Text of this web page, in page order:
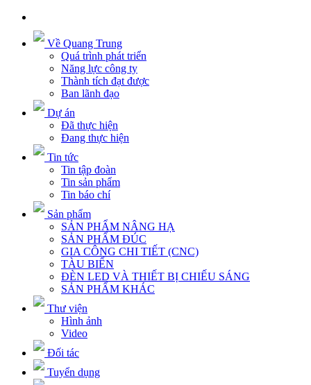
Về Quang Trung
Quá trình phát triển
Năng lực công ty
Thành tích đạt được
Ban lãnh đạo
Dự án
Đã thực hiện
Đang thực hiện
Tin tức
Tin tập đoàn
Tin sản phẩm
Tin báo chí
Sản phẩm
SẢN PHẨM NÂNG HẠ
SẢN PHẨM ĐÚC
GIA CÔNG CHI TIẾT (CNC)
TÀU BIỂN
ĐÈN LED VÀ THIẾT BỊ CHIẾU SÁNG
SẢN PHẨM KHÁC
Thư viện
Hình ảnh
Video
Đối tác
Tuyển dụng